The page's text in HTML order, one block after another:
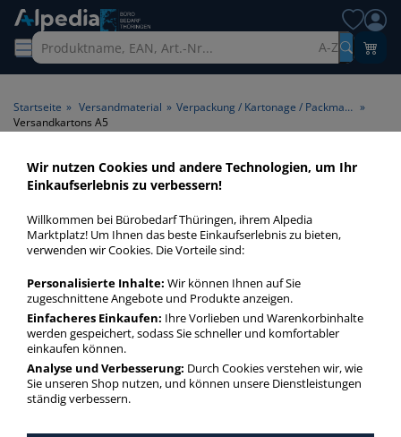
A-Z
Startseite » Versandmaterial » Verpackung / Kartonage / Packmaterial »
Versandkartons A5
Versandkartons A5 >
Geeignet für A5
Versandkartons A5 in bester Qualität zum günstigen Preis.
Funktion.
Versandkartons A5
mehr Infos zur Kategorie
Wir nutzen Cookies und andere Technologien, um Ihr
Einkaufserlebnis zu verbessern!
Willkommen bei Bürobedarf Thüringen, ihrem Alpedia
Marktplatz! Um Ihnen das beste Einkaufserlebnis zu bieten,
verwenden wir Cookies. Die Vorteile sind:
Personalisierte Inhalte: Wir können Ihnen auf Sie
zugeschnittene Angebote und Produkte anzeigen.
Einfacheres Einkaufen: Ihre Vorlieben und Warenkorbinhalte
werden gespeichert, sodass Sie schneller und komfortabler
einkaufen können.
Analyse und Verbesserung: Durch Cookies verstehen wir, wie
Sie unseren Shop nutzen, und können unsere Dienstleistungen
ständig verbessern.